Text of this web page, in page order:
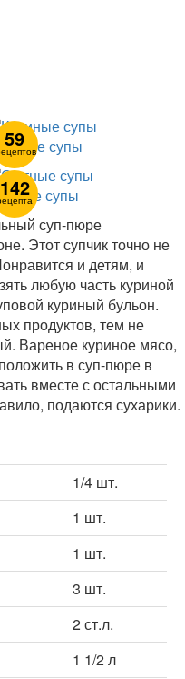
59 супы
142
супы
суп-пюре
Этот супчик точно не
и детям, и
любую часть куриной
куриный бульон.
продуктов, тем не
Вареное куриное мясо,
в суп-пюре в
вместе с остальными
подаются сухарики.
1/4 шт.
1 шт.
1 шт.
3 шт.
2 ст.л.
1 1/2 л